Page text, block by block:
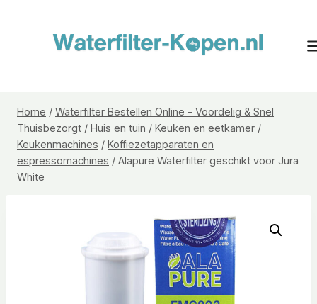
Home / Waterfilter Bestellen Online – Voordelig & Snel
Thuisbezorgt / Huis en tuin / Keuken en eetkamer /
Keukenmachines / Koffiezetapparaten en
espressomachines / Alapure Waterfilter geschikt voor Jura
White